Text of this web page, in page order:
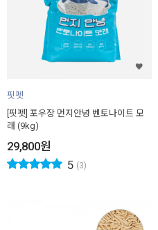
핏펫
[핏펫] 포우장 먼지안녕 벤토나이트 모
래 (9kg)
29,800원
5 (3)